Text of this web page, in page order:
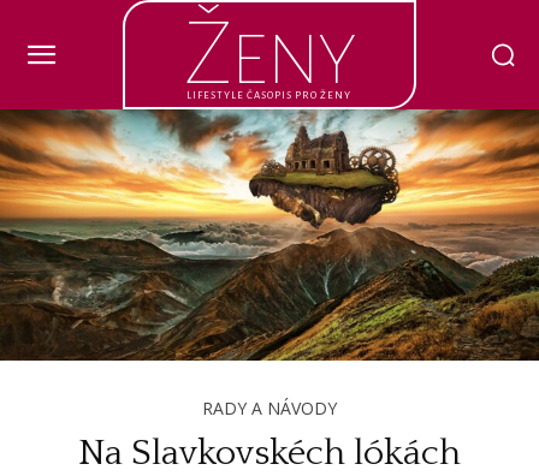
Ženy
LIFESTYLE ČASOPIS PRO ŽENY
RADY A NÁVODY
Na Slavkovskéch lókách